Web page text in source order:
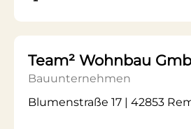
Team² Wohnbau
Bauunternehmen
Blumenstraße 17 | 42853